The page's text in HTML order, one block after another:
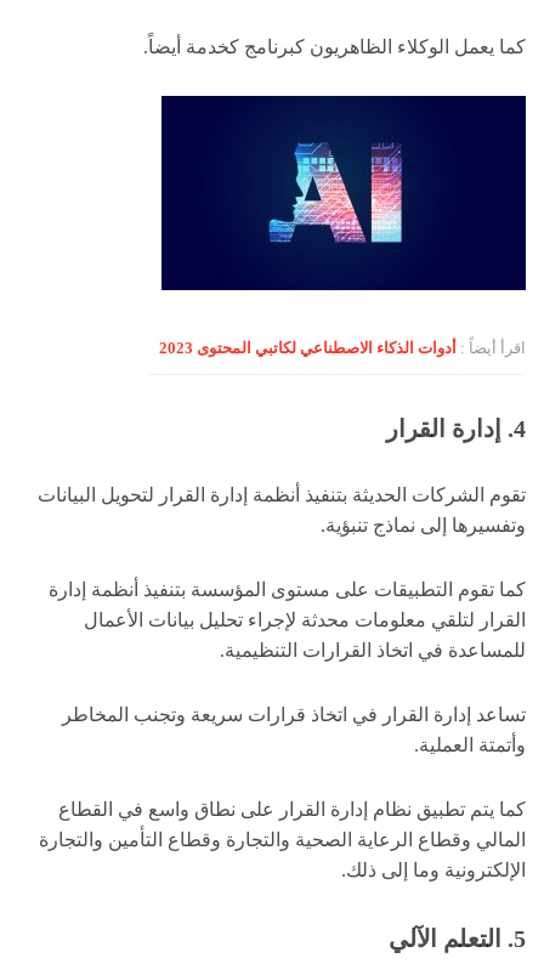
كما يعمل الوكلاء الظاهريون كبرنامج كخدمة أيضاً.
اقرأ أيضاً : أدوات الذكاء الاصطناعي لكاتبي المحتوى 2023
4. إدارة القرار
تقوم الشركات الحديثة بتنفيذ أنظمة إدارة القرار لتحويل البيانات
وتفسيرها إلى نماذج تنبؤية.
كما تقوم التطبيقات على مستوى المؤسسة بتنفيذ أنظمة إدارة
القرار لتلقي معلومات محدثة لإجراء تحليل بيانات الأعمال
للمساعدة في اتخاذ القرارات التنظيمية.
تساعد إدارة القرار في اتخاذ قرارات سريعة وتجنب المخاطر
وأتمتة العملية.
كما يتم تطبيق نظام إدارة القرار على نطاق واسع في القطاع
المالي وقطاع الرعاية الصحية والتجارة وقطاع التأمين والتجارة
الإلكترونية وما إلى ذلك.
5. التعلم الآلي